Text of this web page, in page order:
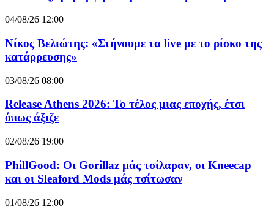
04/08/26 12:00
Νίκος Βελιώτης: «Στήνουμε τα live με το ρίσκο της
κατάρρευσης»
03/08/26 08:00
Release Athens 2026: Το τέλος μιας εποχής, έτσι
όπως άξιζε
02/08/26 19:00
PhillGood: Οι Gorillaz μάς τσίλαραν, οι Kneecap
και οι Sleaford Mods μάς τσίτωσαν
01/08/26 12:00